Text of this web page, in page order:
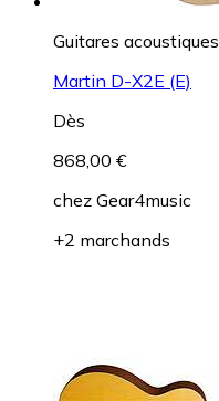
Guitares acoustiques
Martin D-X2E (E)
Dès
868,00 €
chez Gear4music
+2 marchands